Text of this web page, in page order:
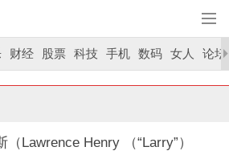
财经 股票 科技 手机 数码 女人 论坛
Henry （“Larry”）